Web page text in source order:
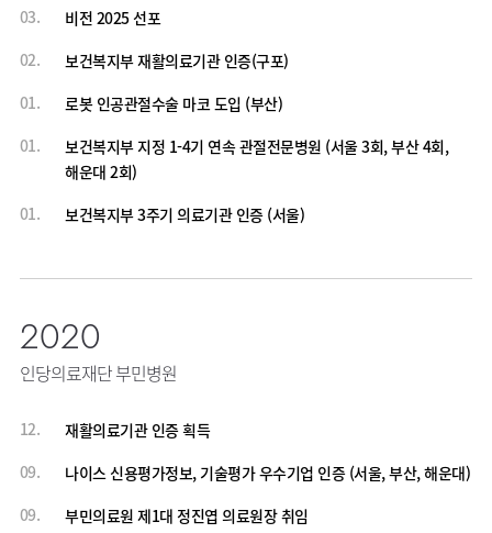
03.
비전 2025 선포
02.
보건복지부 재활의료기관 인증(구포)
01.
로봇 인공관절수술 마코 도입 (부산)
01.
보건복지부 지정 1-4기 연속 관절전문병원 (서울 3회, 부산 4회,
해운대 2회)
01.
보건복지부 3주기 의료기관 인증 (서울)
2020
인당의료재단 부민병원
12.
재활의료기관 인증 획득
09.
나이스 신용평가정보, 기술평가 우수기업 인증 (서울, 부산, 해운대)
09.
부민의료원 제1대 정진엽 의료원장 취임